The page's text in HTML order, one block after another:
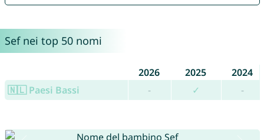
Sef nei top 50 nomi
2026 2025
2024
🇳🇱 Paesi Bassi
- ✓ -